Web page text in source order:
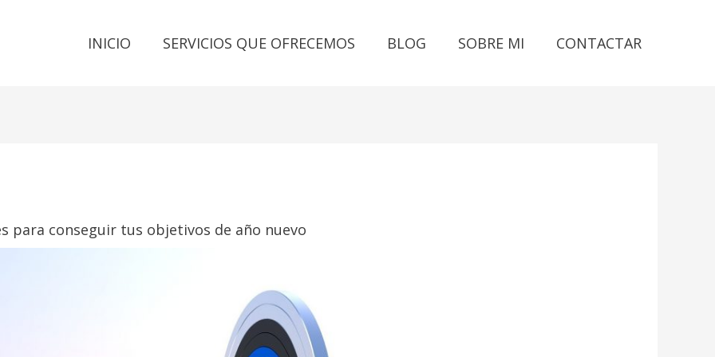
INICIO SERVICIOS QUE OFRECEMOS BLOG SOBRE MI CONTACTAR
para conseguir tus objetivos de año nuevo